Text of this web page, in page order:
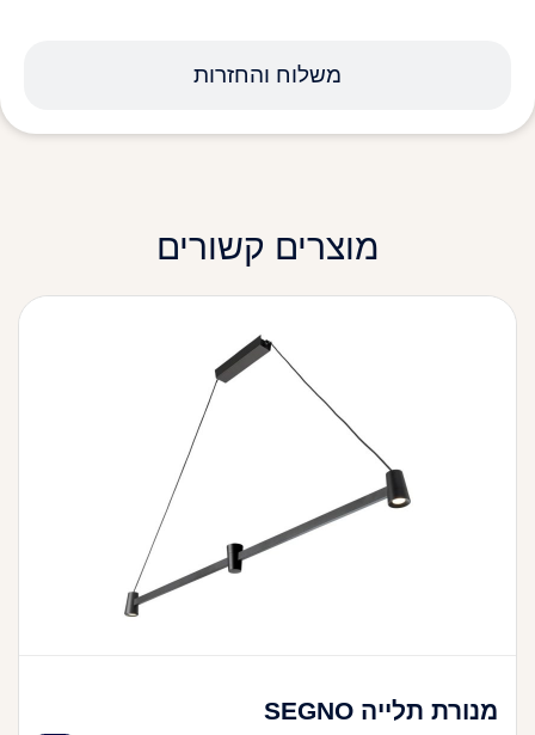
משלוח והחזרות
מוצרים קשורים
מנורת תלייה SEGNO